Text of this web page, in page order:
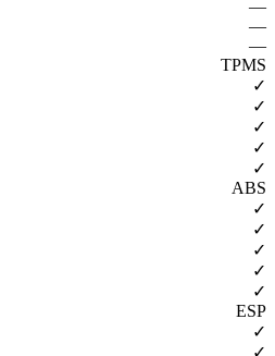
—
—
—
TPMS
✓
✓
✓
✓
✓
ABS
✓
✓
✓
✓
✓
ESP
✓
✓